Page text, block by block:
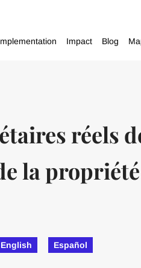
Impact Blog
réels
la
English Español